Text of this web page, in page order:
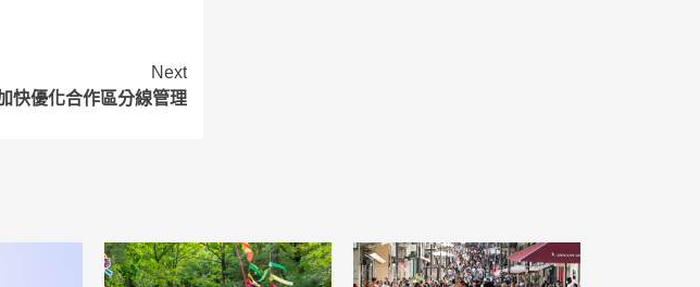
Next
快優化合作區分線管理